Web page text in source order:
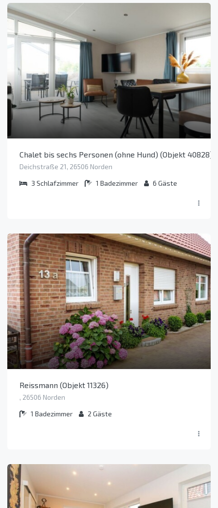
Chalet bis sechs Personen (ohne Hund) (Objekt 40828)
Deichstraße 21, 26506 Norden
3 Schlafzimmer 1 Badezimmer 6 Gäste
Reissmann (Objekt 11326)
, 26506 Norden
1 Badezimmer 2 Gäste